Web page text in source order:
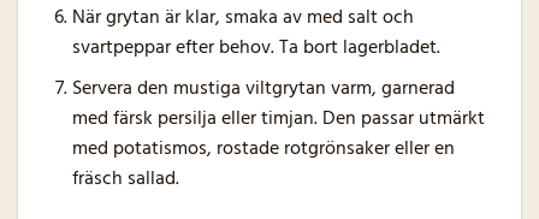
När grytan är klar, smaka av med salt och
svartpeppar efter behov. Ta bort lagerbladet.
Servera den mustiga viltgrytan varm, garnerad
med färsk persilja eller timjan. Den passar utmärkt
med potatismos, rostade rotgrönsaker eller en
fräsch sallad.